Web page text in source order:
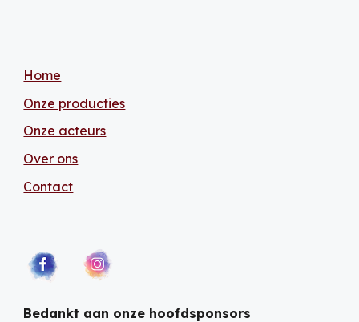
Home
Onze producties
Onze acteurs
Over ons
Contact
Bedankt aan onze hoofdsponsors